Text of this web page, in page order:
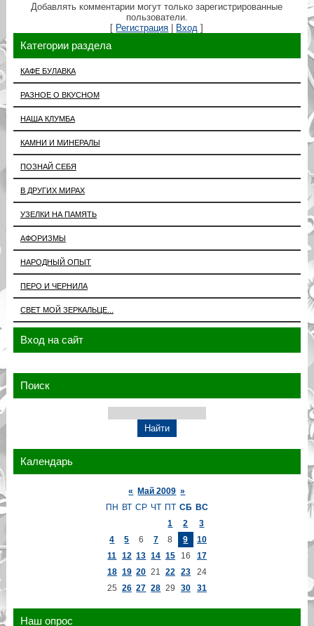
Добавлять комментарии могут только зарегистрированные
пользователи.
[ Регистрация | Вход ]
Категории раздела
КАФЕ БУЛАВКА
РАЗНОЕ О ВКУСНОМ
НАША КЛУМБА
КАМНИ И МИНЕРАЛЫ
ПОЗНАЙ СЕБЯ
В ДРУГИХ МИРАХ
УЗЕЛКИ НА ПАМЯТЬ
АФОРИЗМЫ
НАРОДНЫЙ ОПЫТ
ПЕРО И ЧЕРНИЛА
СВЕТ МОЙ ЗЕРКАЛЬЦЕ...
Вход на сайт
Поиск
Календарь
« Май 2009 »
ПН ВТ СР ЧТ ПТ СБ ВС
1
2
3
4
5 6 7 8 9
10
11
12 13 14 15 16
17
18 19 20 21 22 23
24
25 26 27 28 29 30 31
Наш опрос